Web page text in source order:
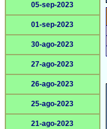
05-sep-2023
01-sep-2023
30-ago-2023
27-ago-2023
26-ago-2023
25-ago-2023
21-ago-2023